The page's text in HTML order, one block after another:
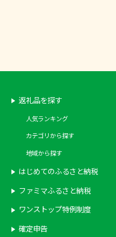
返礼品を探す
人気ランキング
カテゴリから探す
地域から探す
はじめてのふるさと納税
ファミマふるさと納税
ワンストップ特例制度
確定申告